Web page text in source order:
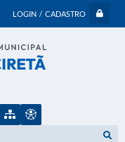
LOGIN / CADASTRO